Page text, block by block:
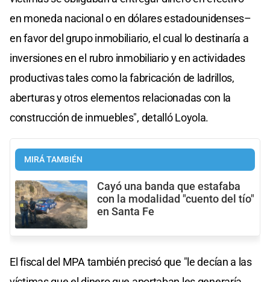
en moneda nacional o en dólares estadounidenses–
en favor del grupo inmobiliario, el cual lo destinaría a
inversiones en el rubro inmobiliario y en actividades
productivas tales como la fabricación de ladrillos,
aberturas y otros elementos relacionadas con la
construcción de inmuebles", detalló Loyola.
MIRÁ TAMBIÉN
Cayó una banda que estafaba
con la modalidad "cuento del tío"
en Santa Fe
El fiscal del MPA también precisó que "le decían a las